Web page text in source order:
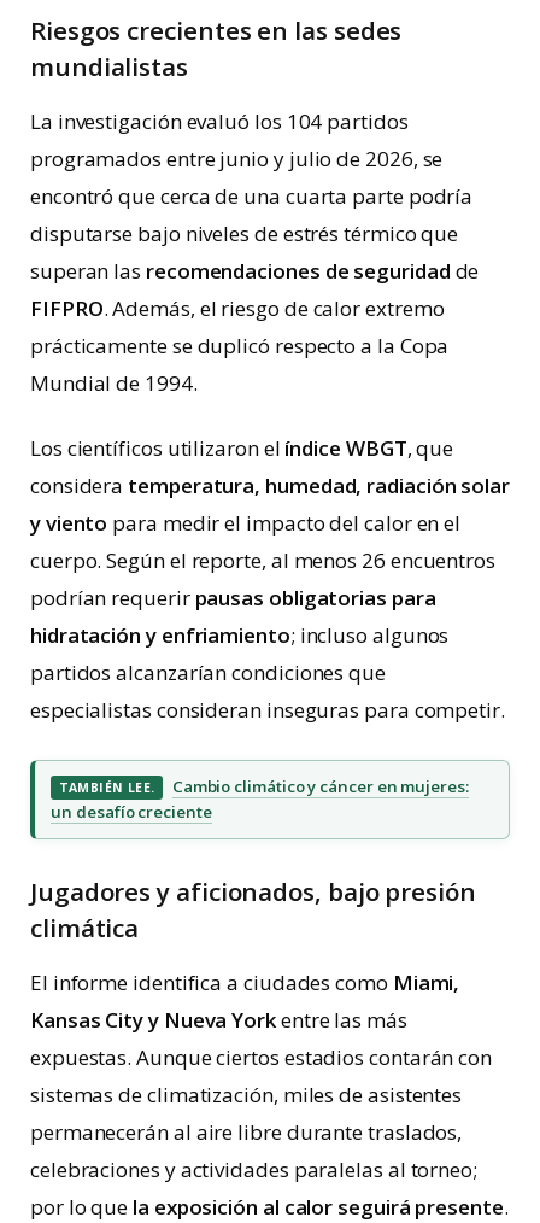
Riesgos crecientes en las sedes
mundialistas
La investigación evaluó los 104 partidos
programados entre junio y julio de 2026, se
encontró que cerca de una cuarta parte podría
disputarse bajo niveles de estrés térmico que
superan las recomendaciones de seguridad de
FIFPRO. Además, el riesgo de calor extremo
prácticamente se duplicó respecto a la Copa
Mundial de 1994.
Los científicos utilizaron el índice WBGT, que
considera temperatura, humedad, radiación solar
y viento para medir el impacto del calor en el
cuerpo. Según el reporte, al menos 26 encuentros
podrían requerir pausas obligatorias para
hidratación y enfriamiento; incluso algunos
partidos alcanzarían condiciones que
especialistas consideran inseguras para competir.
TAMBIÉN LEE.
Cambio climático y cáncer en mujeres:
un desafío creciente
Jugadores y aficionados, bajo presión
climática
El informe identifica a ciudades como Miami,
Kansas City y Nueva Yorkentre las más
expuestas. Aunque ciertos estadios contarán con
sistemas de climatización, miles de asistentes
permanecerán al aire libre durante traslados,
celebraciones y actividades paralelas al torneo;
por lo que la exposición al calor seguirá presente.